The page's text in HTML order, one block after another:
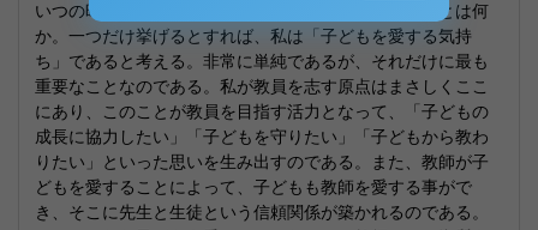
いつの時代にあっても、一般的に教師に求められることは何
か。一つだけ挙げるとすれば、私は「子どもを愛する気持
ち」であると考える。非常に単純であるが、それだけに最も
重要なことなのである。私が教員を志す原点はまさしくここ
にあり、このことが教員を目指す活力となって、「子どもの
成長に協力したい」「子どもを守りたい」「子どもから教わ
りたい」といった思いを生み出すのである。また、教師が子
どもを愛することによって、子どもも教師を愛する事がで
き、そこに先生と生徒という信頼関係が築かれるのである。